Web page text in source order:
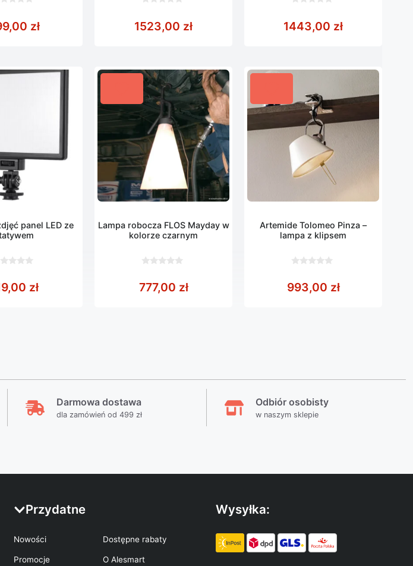
zł
5
1523,00 zł
5
1443,00 zł
panel LED ze
zł
Lampa robocza FLOS Mayday w
kolorze czarnym
5
777,00 zł
Artemide Tolomeo Pinza –
lampa z klipsem
5
993,00 zł
Darmowa dostawa
dla zamówień od 499 zł
Odbiór osobisty
w naszym sklepie
Przydatne
Nowości
Promocje
Dostępne rabaty
O Alesmart
Wysyłka: